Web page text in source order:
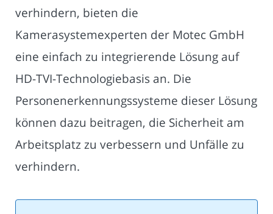
verhindern, bieten die
Kamerasystemexperten der Motec GmbH
eine einfach zu integrierende Lösung auf
HD-TVI-Technologiebasis an. Die
Personenerkennungssysteme dieser Lösung
können dazu beitragen, die Sicherheit am
Arbeitsplatz zu verbessern und Unfälle zu
verhindern.